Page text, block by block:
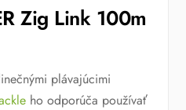
Zig Link 100m
plávajúcimi
ho odporúča používať